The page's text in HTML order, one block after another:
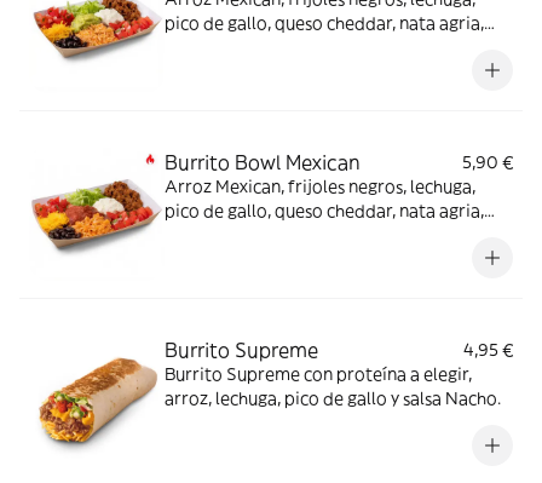
pico de gallo, queso cheddar, nata agria,
Burrito Bowl Mexican
5,90 €
Arroz Mexican, frijoles negros, lechuga,
pico de gallo, queso cheddar, nata agria,
Burrito Supreme
4,95 €
Burrito Supreme con proteína a elegir,
arroz, lechuga, pico de gallo y salsa Nacho.